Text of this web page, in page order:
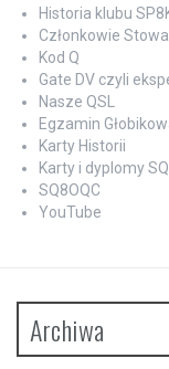
Historia klubu
Członkowie
Kod Q
Gate DV czyli
Nasze QSL
Egzamin
Karty Historii
Karty i dyplomy
SQ8OQC
YouTube
Archiwa